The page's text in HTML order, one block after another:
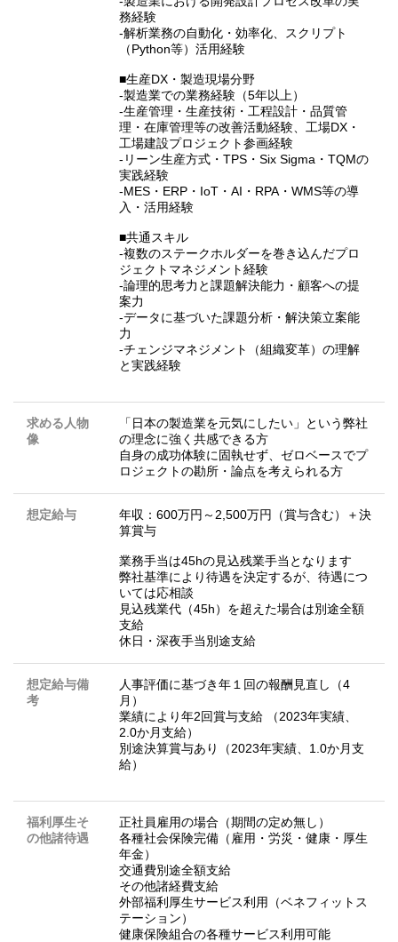
務経験
‐解析業務の自動化・効率化、スクリプト
（Python等）活用経験
■生産DX・製造現場分野
‐製造業での業務経験（5年以上）
‐生産管理・生産技術・工程設計・品質管
理・在庫管理等の改善活動経験、工場DX・
工場建設プロジェクト参画経験
‐リーン生産方式・TPS・Six Sigma・TQMの
実践経験
‐MES・ERP・IoT・AI・RPA・WMS等の導
入・活用経験
■共通スキル
‐複数のステークホルダーを巻き込んだプロ
ジェクトマネジメント経験
‐論理的思考力と課題解決能力・顧客への提
案力
‐データに基づいた課題分析・解決策立案能
力
‐チェンジマネジメント（組織変革）の理解
と実践経験
求める人物
像
「日本の製造業を元気にしたい」という弊社
の理念に強く共感できる方
自身の成功体験に固執せず、ゼロベースでプ
ロジェクトの勘所・論点を考えられる方
想定給与
年収：600万円～2,500万円（賞与含む）＋決
算賞与
業務手当は45hの見込残業手当となります
弊社基準により待遇を決定するが、待遇につ
いては応相談
見込残業代（45h）を超えた場合は別途全額
支給
休日・深夜手当別途支給
想定給与備
考
人事評価に基づき年１回の報酬見直し（4
月）
業績により年2回賞与支給 （2023年実績、
2.0か月支給）
別途決算賞与あり（2023年実績、1.0か月支
給）
福利厚生そ
の他諸待遇
正社員雇用の場合（期間の定め無し）
各種社会保険完備（雇用・労災・健康・厚生
年金）
交通費別途全額支給
その他諸経費支給
外部福利厚生サービス利用（ベネフィットス
テーション）
健康保険組合の各種サービス利用可能